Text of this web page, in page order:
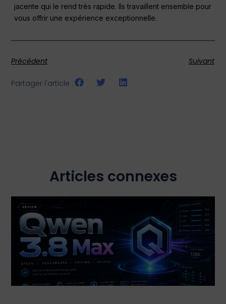
jacente qui le rend très rapide. Ils travaillent ensemble pour
vous offrir une expérience exceptionnelle.
Précédent Suivant
Partager l'article :
Articles connexes